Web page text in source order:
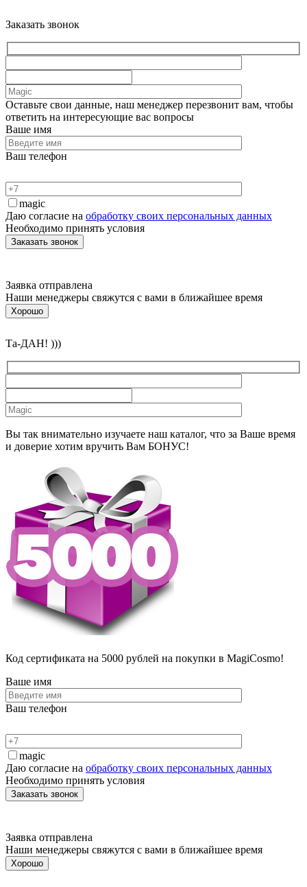
Заказать звонок
Оставьте свои данные, наш менеджер перезвонит вам, чтобы
ответить на интересующие вас вопросы
Ваше имя
Ваш телефон
magic
Даю согласие на обработку своих персональных данных
Необходимо принять условия
Заявка отправлена
Наши менеджеры свяжутся с вами в ближайшее время
Хорошо
Та-ДАН! )))
Вы так внимательно изучаете наш каталог, что за Ваше время
и доверие хотим вручить Вам БОНУС!
Код сертификата на 5000 рублей на покупки в MagiCosmo!
Ваше имя
Ваш телефон
magic
Даю согласие на обработку своих персональных данных
Необходимо принять условия
Заявка отправлена
Наши менеджеры свяжутся с вами в ближайшее время
Хорошо